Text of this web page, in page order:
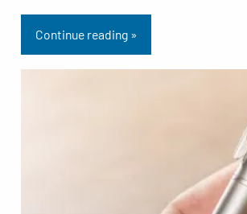
Continue reading »